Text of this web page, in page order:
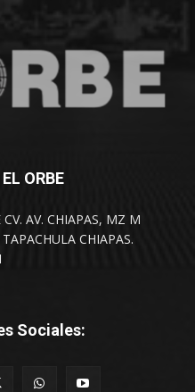
ORBE
AV. CHIAPAS, MZ M
CHIAPAS.
Sociales: